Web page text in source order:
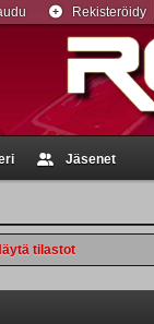
Jäsenet
Rekisteröidy
tilastot